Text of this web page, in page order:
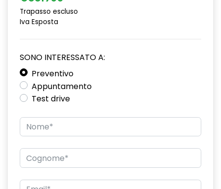
Trapasso escluso
Iva Esposta
SONO INTERESSATO A:
Preventivo
Appuntamento
Test drive